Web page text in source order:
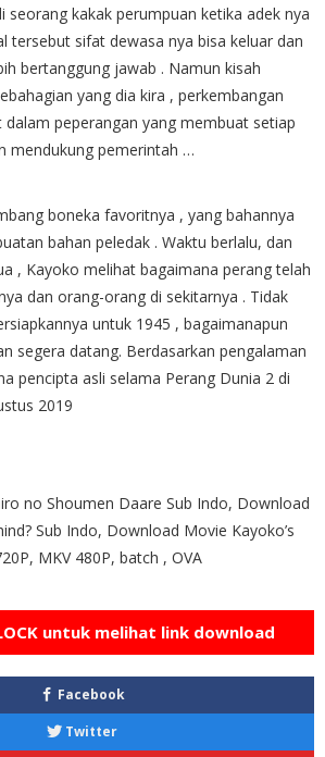
seorang kakak perumpuan ketika adek nya
tersebut sifat dewasa nya bisa keluar dan
bertanggung jawab . Namun kisah
yang dia kira , perkembangan
dalam peperangan yang membuat setiap
mendukung pemerintah …
boneka favoritnya , yang bahannya
bahan peledak . Waktu berlalu, dan
, Kayoko melihat bagaimana perang telah
dan orang-orang di sekitarnya . Tidak
untuk 1945 , bagaimanapun
segera datang. Berdasarkan pengalaman
pencipta asli selama Perang Dunia 2 di
2019
no Shoumen Daare Sub Indo, Download
Sub Indo, Download Movie Kayoko’s
MKV 480P, batch , OVA
untuk melihat link download
Facebook
Twitter